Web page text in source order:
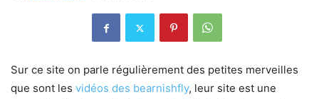
Sur ce site on parle régulièrement des petites merveilles
que sont les vidéos des bearnishfly, leur site est une